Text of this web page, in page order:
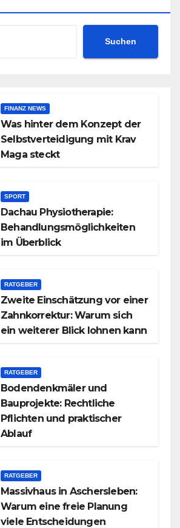
Suchen
FINANZ NEWS
Was hinter dem Konzept der
Selbstverteidigung mit Krav
Maga steckt
SPORT
Dachau Physiotherapie:
Behandlungsmöglichkeiten
im Überblick
RATGEBER
Zweite Einschätzung vor einer
Zahnkorrektur: Warum sich
ein weiterer Blick lohnen kann
RATGEBER
Bodendenkmäler und
Bauprojekte: Rechtliche
Pflichten und praktischer
Ablauf
RATGEBER
Massivhaus in Aschersleben:
Warum eine freie Planung
viele Entscheidungen